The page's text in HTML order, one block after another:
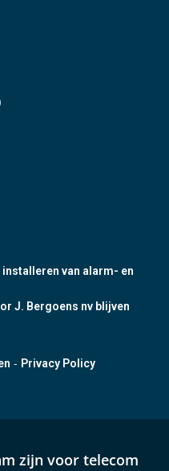
van alarm- en
J. Bergoens nv blijven
- Privacy Policy
zijn voor telecom